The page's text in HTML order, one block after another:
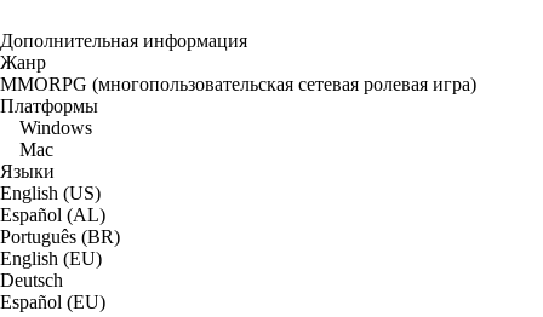
Дополнительная информация
Жанр
MMORPG (многопользовательская сетевая ролевая игра)
Платформы
Windows
Mac
Языки
English (US)
Español (AL)
Português (BR)
English (EU)
Deutsch
Español (EU)